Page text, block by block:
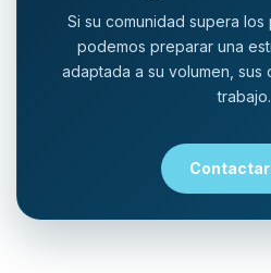
Si su comunidad supera los
podemos preparar una
adaptada a su volumen, sus
trabajo.